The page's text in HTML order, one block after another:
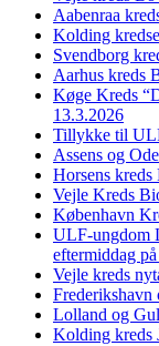
Aabenraa
Kolding
Svendborg
Aarhus kreds
Køge Kreds
13.3.2026
Tillykke til
Assens og
Horsens
Vejle Kreds
København
ULF-ungdom
eftermiddag
Vejle kreds
Frederikshavn
Lolland og
Kolding kreds